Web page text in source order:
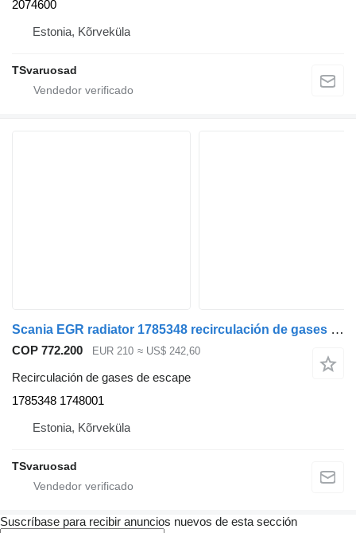
2074600
Estonia, Kõrveküla
TSvaruosad
Scania EGR radiator 1785348 recirculación de gases de escape para Scania R440 cabeza tractora
COP 772.200 EUR 210 ≈ US$ 242,60
Recirculación de gases de escape
1785348 1748001
Estonia, Kõrveküla
TSvaruosad
Suscríbase para recibir anuncios nuevos de esta sección